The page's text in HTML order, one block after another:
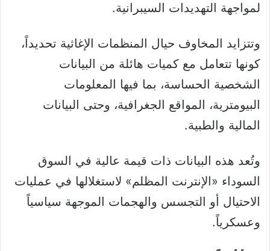
لمواجهة التهديدات السيبرانية.
وتتزايد المخاوف حيال المنظمات الإغاثية تحديداً،
كونها تتعامل مع كميات هائلة من البيانات
الشخصية الحساسة، بما فيها المعلومات
البيومترية، المواقع الجغرافية، وحتى البيانات
المالية والطبية.
وتُعد هذه البيانات ذات قيمة عالية في السوق
السوداء «الإنترنت المظلم» لاستغلالها في عمليات
الاحتيال أو التجسس والهجمات الموجهة سياسياً
وعسكرياً.